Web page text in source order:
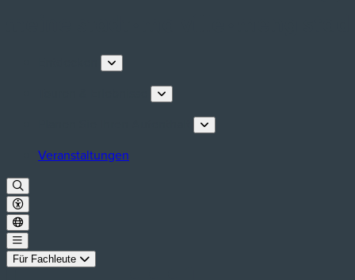
Veranstaltungen
Für Fachleute